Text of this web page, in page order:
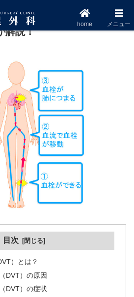
？原因・症状・予防・治療
解説！
目次
）とは？
DVT）の原因
DVT）の症状
home メニュー